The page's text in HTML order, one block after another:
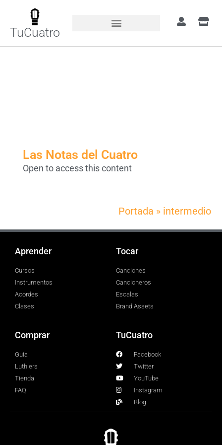
TuCuatro
Las Notas del Cuatro
Open to access this content
Portada » intermedio
Aprender
Cursos
Instrumentos
Acordes
Clases
Tocar
Canciones
Cancioneros
Escalas
Brand Assets
Comprar
Guía
Luthiers
Tienda
FAQ
TuCuatro
Facebook
Twitter
YouTube
Instagram
Blog